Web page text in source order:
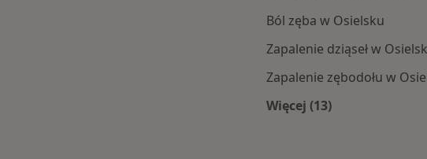
Ból zęba w Osielsku
Zapalenie dziąseł w
Zapalenie zębodołu w
Więcej (13)